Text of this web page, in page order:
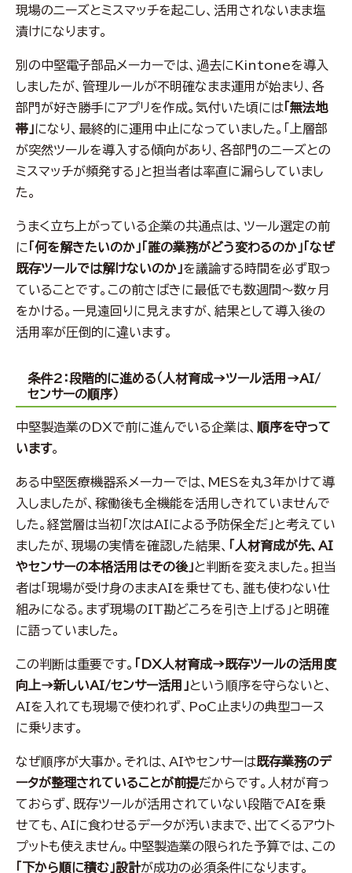
現場のニーズとミスマッチを起こし、活用されないまま塩
漬けになります。
別の中堅電子部品メーカーでは、過去にKintoneを導入
しましたが、管理ルールが不明確なまま運用が始まり、各
部門が好き勝手にアプリを作成。気付いた頃には 「無法地
帯」になり、最終的に運用中止になっていました。「上層部
が突然ツールを導入する傾向があり、各部門のニーズとの
ミスマッチが頻発する」と担当者は率直に漏らしていまし
た。
うまく立ち上がっている企業の共通点は、ツール選定の前
に 「何を解きたいのか」「誰の業務がどう変わるのか」「なぜ
既存ツールでは解けないのか」を議論する時間を必ず取っ
ていることです。この前さばきに最低でも数週間〜数ヶ月
をかける。一見遠回りに見えますが、結果として導入後の
活用率が圧倒的に違います。
条件2：段階的に進める（人材育成→ツール活用→AI/
センサーの順序）
中堅製造業のDXで前に進んでいる企業は、
順序を守って
います。
ある中堅医療機器系メーカーでは、MESを丸3年かけて導
入しましたが、稼働後も全機能を活用しきれていませんで
した。経営層は当初「次はAIによる予防保全だ」と考えてい
ましたが、現場の実情を確認した結果、
「人材育成が先、AI
やセンサーの本格活用はその後」と判断を変えました。担当
者は「現場が受け身のままAIを乗せても、誰も使わない仕
組みになる。まず現場のIT勘どころを引き上げる」と明確
に語っていました。
この判断は重要です。 「DX人材育成→既存ツールの活用度
向上→新しいAI/センサー活用」という順序を守らないと、
AIを入れても現場で使われず、PoC止まりの典型コース
に乗ります。
なぜ順序が大事か。それは、AIやセンサーは既存業務のデ
ータが整理されていることが前提だからです。人材が育っ
ておらず、既存ツールが活用されていない段階でAIを乗
せても、AIに食わせるデータが汚いままで、出てくるアウト
プットも使えません。中堅製造業の限られた予算では、この
「下から順に積む」設計が成功の必須条件になります。